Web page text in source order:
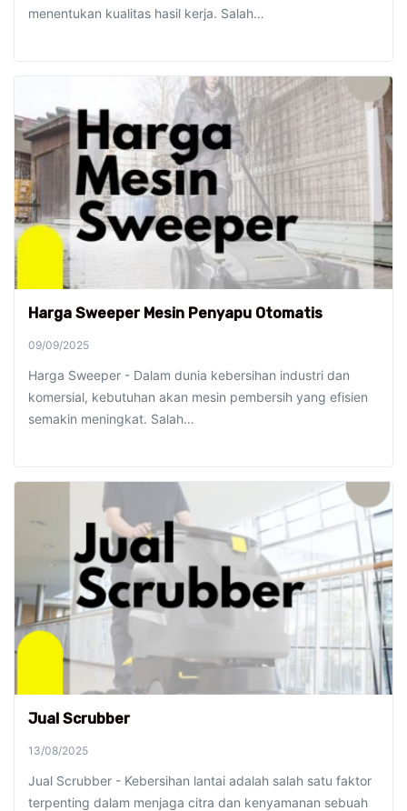
menentukan kualitas hasil kerja. Salah…
Harga Sweeper Mesin Penyapu Otomatis
09/09/2025
Harga Sweeper - Dalam dunia kebersihan industri dan
komersial, kebutuhan akan mesin pembersih yang efisien
semakin meningkat. Salah…
Jual Scrubber
13/08/2025
Jual Scrubber - Kebersihan lantai adalah salah satu faktor
terpenting dalam menjaga citra dan kenyamanan sebuah